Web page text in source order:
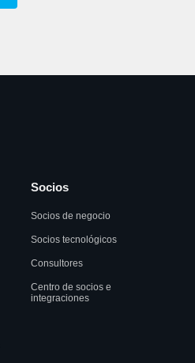
Socios
Socios de negocio
Socios tecnológicos
Consultores
Centro de socios e
integraciones